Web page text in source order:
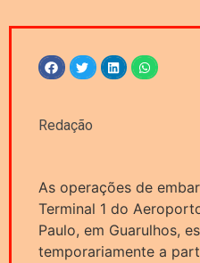
Redação
As operações de
Terminal 1 do
Paulo, em Guarulhos,
temporariamente a